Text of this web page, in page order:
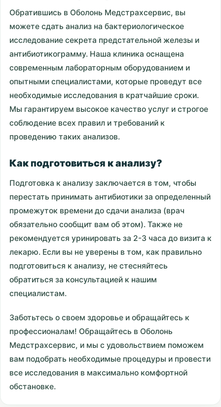
Обратившись в Оболонь Медстрахсервис, вы
можете сдать анализ на бактериологическое
исследование секрета предстательной железы и
антибиотикограмму. Наша клиника оснащена
современным лабораторным оборудованием и
опытными специалистами, которые проведут все
необходимые исследования в кратчайшие сроки.
Мы гарантируем высокое качество услуг и строгое
соблюдение всех правил и требований к
проведению таких анализов.
Как подготовиться к анализу?
Подготовка к анализу заключается в том, чтобы
перестать принимать антибиотики за определенный
промежуток времени до сдачи анализа (врач
обязательно сообщит вам об этом). Также не
рекомендуется уринировать за 2-3 часа до визита к
лекарю. Если вы не уверены в том, как правильно
подготовиться к анализу, не стесняйтесь
обратиться за консультацией к нашим
специалистам.
Заботьтесь о своем здоровье и обращайтесь к
профессионалам! Обращайтесь в Оболонь
Медстрахсервис, и мы с удовольствием поможем
вам подобрать необходимые процедуры и провести
все исследования в максимально комфортной
обстановке.